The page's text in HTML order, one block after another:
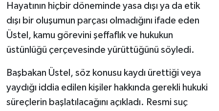
Hayatının hiçbir döneminde yasa dışı ya da etik
dışı bir oluşumun parçası olmadığını ifade eden
Üstel, kamu görevini şeffaflık ve hukukun
üstünlüğü çerçevesinde yürüttüğünü söyledi.
Başbakan Üstel, söz konusu kaydı ürettiği veya
yaydığı iddia edilen kişiler hakkında gerekli hukuki
süreçlerin başlatılacağını açıkladı. Resmi suç